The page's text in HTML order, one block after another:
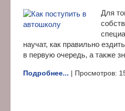
Для
научат, как правильно
в первую очередь, а также
Подробнее... | Просмотров: